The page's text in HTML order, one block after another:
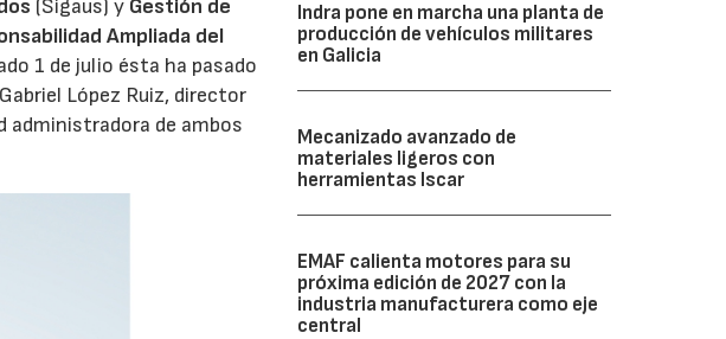
(Sigaus) y Gestión de
Ampliada del
1 de julio ésta ha pasado
López Ruiz, director
administradora de ambos
Indra pone en marcha una planta de
producción de vehículos militares
en Galicia
Mecanizado avanzado de
materiales ligeros con
herramientas Iscar
EMAF calienta motores para su
próxima edición de 2027 con la
industria manufacturera como eje
central